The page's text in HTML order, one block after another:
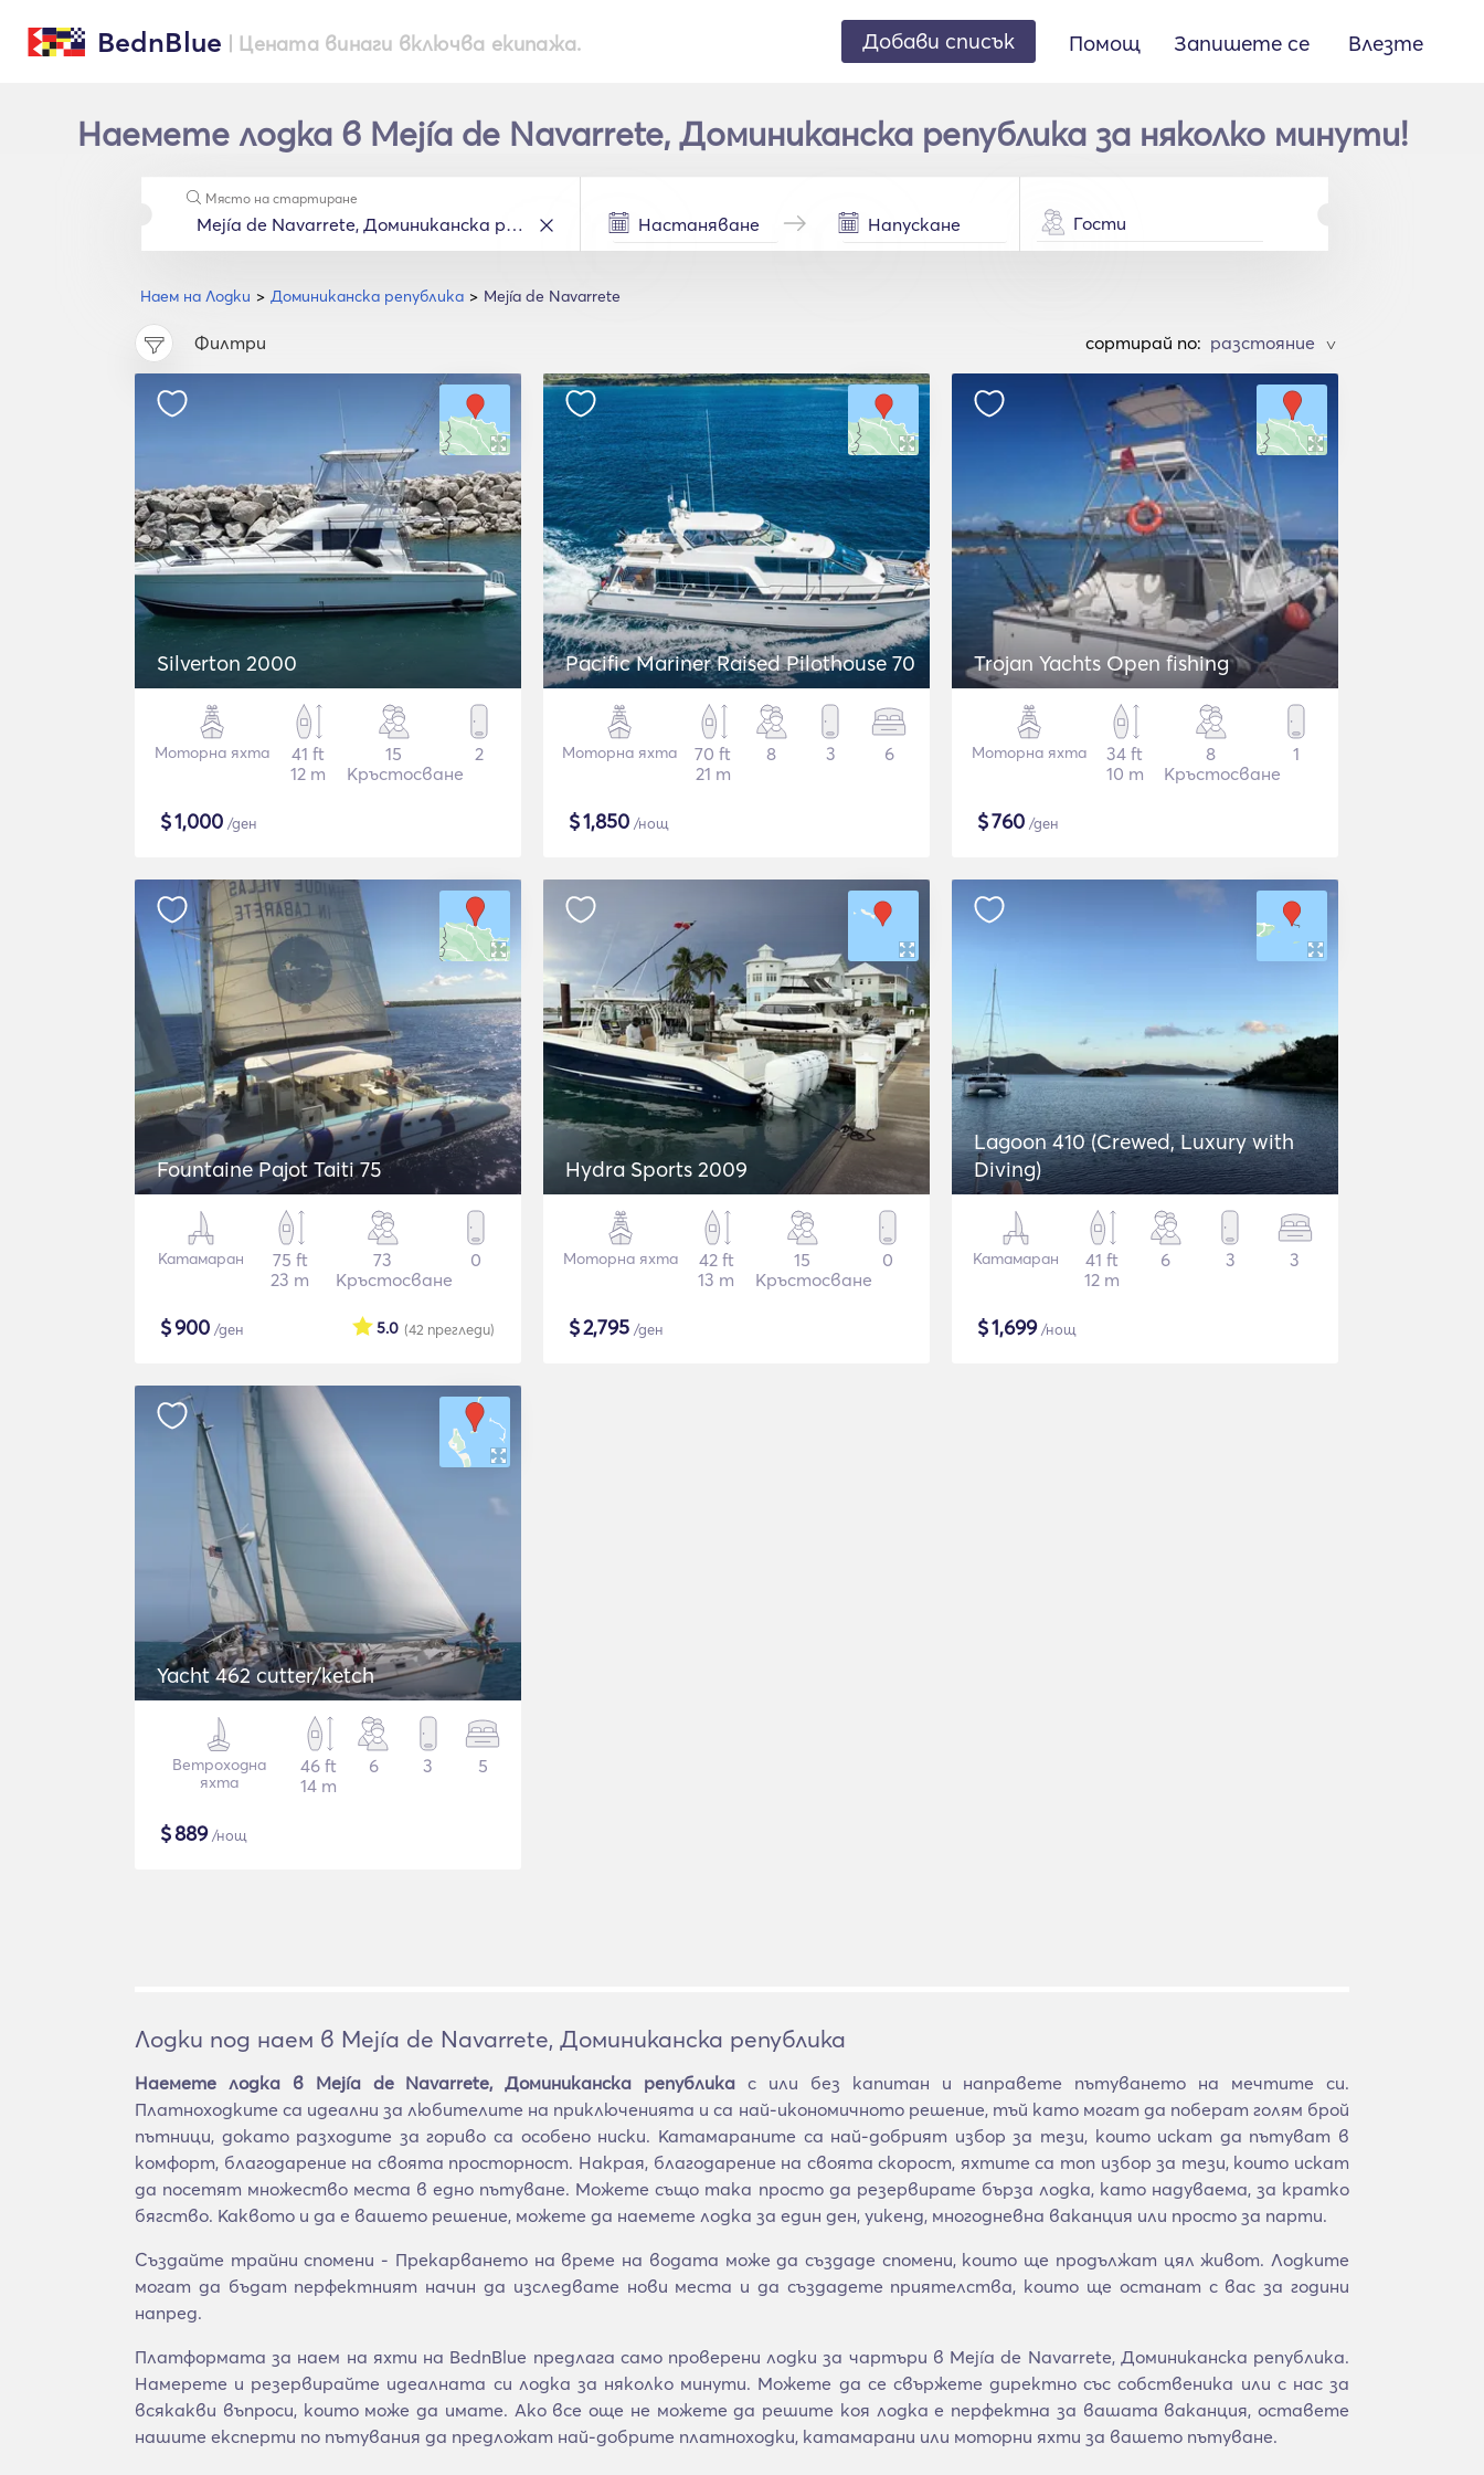
BednBlue | Цената винаги включва екипажа. Добави списък Помощ Запишете се Влезте
Наемете лодка в Mejía de Navarrete, Доминиканска република за няколко минути!
Наем на Лодки Доминиканска република Mejía de Navarrete
Място на стартиране
Гости
Филтри cортирай по: >
Silverton 2000
Моторна яхта
41 ft
12 m
15
Кръстосване
2
$1,000 /ден
Pacific Mariner Raised Pilothouse 70
Моторна яхта
70 ft
21 m
8 3 6
$1,850 /нощ
Trojan Yachts Open fishing
Моторна яхта
34 ft
10 m
8
Кръстосване
1
$760 /ден
Fountaine Pajot Taiti 75
Катамаран
75 ft
23 m
73
Кръстосване
0
$900 /ден (42 прегледи)
5.0
Hydra Sports 2009
Моторна яхта
42 ft
13 m
15
Кръстосване
0
$2,795 /ден
Lagoon 410 (Crewed, Luxury with
Diving)
Катамаран
41 ft
12 m
6 3 3
$1,699/нощ
Yacht 462 cutter/ketch
Ветроходна
яхта
46 ft
14 m
6 3 5
$889/нощ
Лодки под наем в Mejía de Navarrete, Доминиканска република
Наемете лодка в Mejía de Navarrete, Доминиканска република с или без капитан и направете пътуването на мечтите си.
Платноходките са идеални за любителите на приключенията и са най-икономичното решение, тъй като могат да поберат голям брой
пътници, докато разходите за гориво са особено ниски. Катамараните са най-добрият избор за тези, които искат да пътуват в
комфорт, благодарение на своята просторност. Накрая, благодарение на своята скорост, яхтите са топ избор за тези, които искат
да посетят множество места в едно пътуване. Можете също така просто да резервирате бърза лодка, като надуваема, за кратко
бягство. Каквото и да е вашето решение, можете да наемете лодка за един ден, уикенд, многодневна ваканция или просто за парти.
Създайте трайни спомени - Прекарването на време на водата може да създаде спомени, които ще продължат цял живот. Лодките
могат да бъдат перфектният начин да изследвате нови места и да създадете приятелства, които ще останат с вас за години
напред.
Платформата за наем на яхти на BednBlue предлага само проверени лодки за чартъри в Mejía de Navarrete, Доминиканска република.
Намерете и резервирайте идеалната си лодка за няколко минути. Можете да се свържете директно със собственика или с нас за
всякакви въпроси, които може да имате. Ако все още не можете да решите коя лодка е перфектна за вашата ваканция, оставете
нашите експерти по пътувания да предложат най-добрите платноходки, катамарани или моторни яхти за вашето пътуване.